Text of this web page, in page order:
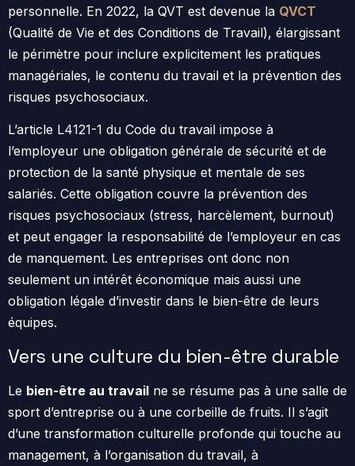
personnelle. En 2022, la QVT est devenue la QVCT
(Qualité de Vie et des Conditions de Travail), élargissant
le périmètre pour inclure explicitement les pratiques
managériales, le contenu du travail et la prévention des
risques psychosociaux.
L’article L4121-1 du Code du travail impose à
l’employeur une obligation générale de sécurité et de
protection de la santé physique et mentale de ses
salariés. Cette obligation couvre la prévention des
risques psychosociaux (stress, harcèlement, burnout)
et peut engager la responsabilité de l’employeur en cas
de manquement. Les entreprises ont donc non
seulement un intérêt économique mais aussi une
obligation légale d’investir dans le bien-être de leurs
équipes.
Vers une culture du bien-être durable
Le bien-être au travail ne se résume pas à une salle de
sport d’entreprise ou à une corbeille de fruits. Il s’agit
d’une transformation culturelle profonde qui touche au
management, à l’organisation du travail, à